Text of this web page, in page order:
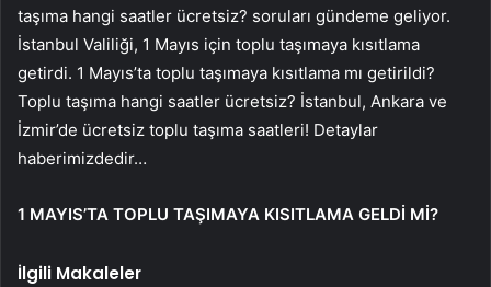
taşıma hangi saatler ücretsiz? soruları gündeme geliyor.
İstanbul Valiliği, 1 Mayıs için toplu taşımaya kısıtlama
getirdi. 1 Mayıs’ta toplu taşımaya kısıtlama mı getirildi?
Toplu taşıma hangi saatler ücretsiz? İstanbul, Ankara ve
İzmir’de ücretsiz toplu taşıma saatleri! Detaylar
haberimizdedir…
1 MAYIS’TA TOPLU TAŞIMAYA KISITLAMA GELDİ Mİ?
İlgili Makaleler